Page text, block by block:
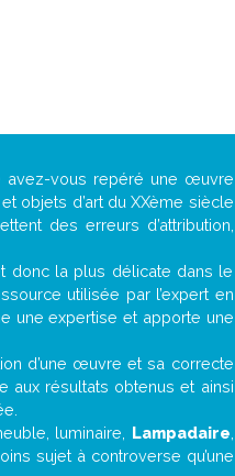
avez-vous repéré une œuvre
objets d’art du XXème siècle
des erreurs d’attribution,
donc la plus délicate dans le
utilisée par l’expert en
une expertise et apporte une
d’une œuvre et sa correcte
aux résultats obtenus et ainsi
luminaire, Lampadaire
sujet à controverse qu’une